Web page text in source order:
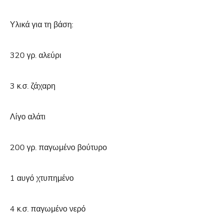
Υλικά για τη βάση:
320 γρ. αλεύρι
3 κ.σ. ζάχαρη
Λίγο αλάτι
200 γρ. παγωμένο βούτυρο
1 αυγό χτυπημένο
4 κ.σ. παγωμένο νερό